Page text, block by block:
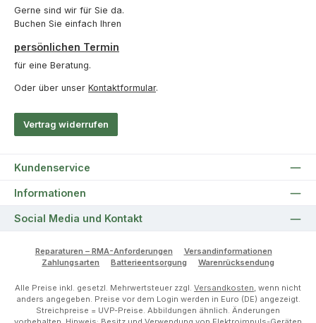
Gerne sind wir für Sie da.
Buchen Sie einfach Ihren
persönlichen Termin
für eine Beratung.
Oder über unser Kontaktformular.
Vertrag widerrufen
Kundenservice
Informationen
Social Media und Kontakt
Reparaturen – RMA-Anforderungen
Versandinformationen
Zahlungsarten
Batterieentsorgung Warenrücksendung
Alle Preise inkl. gesetzl. Mehrwertsteuer zzgl. Versandkosten, wenn nicht
anders angegeben. Preise vor dem Login werden in Euro (DE) angezeigt.
Streichpreise = UVP-Preise. Abbildungen ähnlich. Änderungen